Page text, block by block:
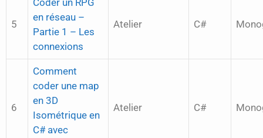
5
Coder un RPG
en réseau –
Partie 1 – Les
connexions
Atelier C#
6
Comment
coder une map
en 3D
Isométrique en
C# avec
Atelier C#